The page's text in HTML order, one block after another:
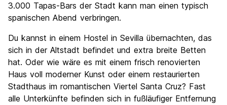
3.000 Tapas-Bars der Stadt kann man einen typisch
spanischen Abend verbringen.
Du kannst in einem Hostel in Sevilla übernachten, das
sich in der Altstadt befindet und extra breite Betten
hat. Oder wie wäre es mit einem frisch renovierten
Haus voll moderner Kunst oder einem restaurierten
Stadthaus im romantischen Viertel Santa Cruz? Fast
alle Unterkünfte befinden sich in fußläufiger Entfernung